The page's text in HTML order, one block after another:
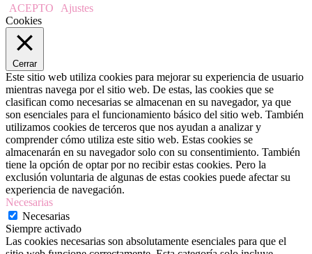
ACEPTO
Ajustes
Cookies
Cerrar
Este sitio web utiliza cookies para mejorar su experiencia de usuario
mientras navega por el sitio web. De estas, las cookies que se
clasifican como necesarias se almacenan en su navegador, ya que
son esenciales para el funcionamiento básico del sitio web. También
utilizamos cookies de terceros que nos ayudan a analizar y
comprender cómo utiliza este sitio web. Estas cookies se
almacenarán en su navegador solo con su consentimiento. También
tiene la opción de optar por no recibir estas cookies. Pero la
exclusión voluntaria de algunas de estas cookies puede afectar su
experiencia de navegación.
Necesarias
Necesarias
Siempre activado
Las cookies necesarias son absolutamente esenciales para que el